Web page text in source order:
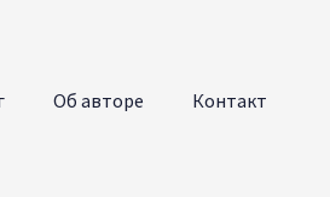
Об авторе Контакт